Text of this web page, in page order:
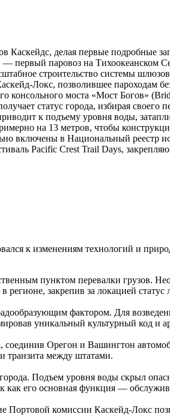
Каскейдс, делая первые подробные
первый паровоз на Тихоокеанском
строительство системы
Локс, позволившее пароходам
консольного моста «Мост Богов»
статус города, избирая своего
к подъему уровня воды,
на 13 метров, чтобы
включены в Национальный реестр
Pacific Crest Trail Days,
к изменениям технологий и
пунктом перевалки грузов.
закрепив за локацией статус
фактором. Для
уникальный культурный код и
соединив Орегон и Вашингтон
транзита между штатами.
Подъем уровня воды скрыл
как его основная функция —
Портовой комиссии Каскейд-Локс